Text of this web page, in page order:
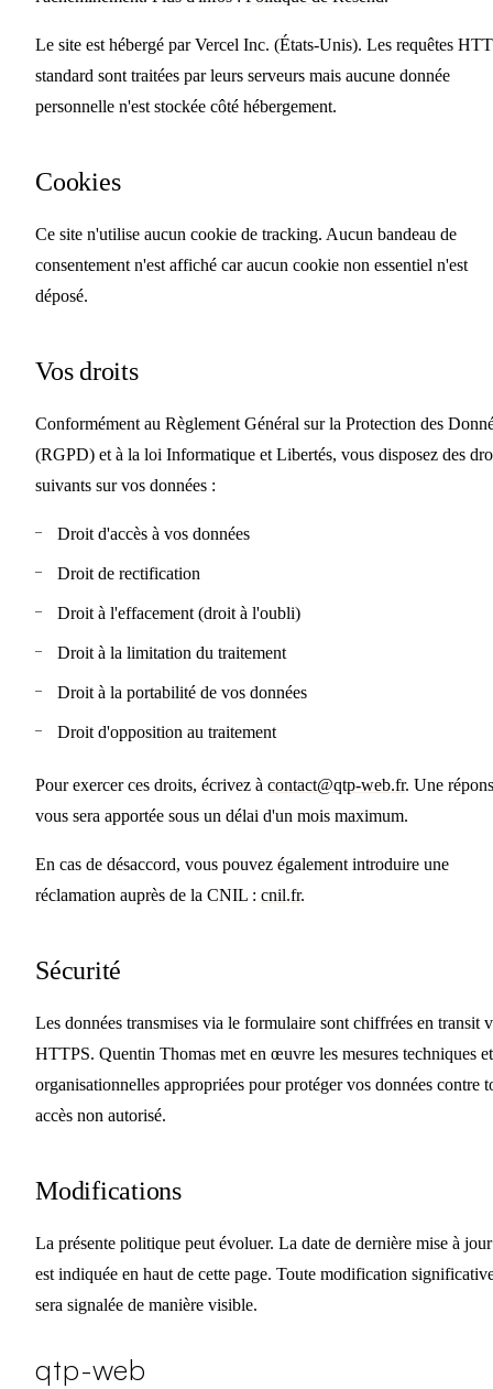
Le site est hébergé par Vercel Inc. (États-Unis). Les requêtes
standard sont traitées par leurs serveurs mais aucune donnée
personnelle n'est stockée côté hébergement.
Cookies
Ce site n'utilise aucun cookie de tracking. Aucun bandeau de
consentement n'est affiché car aucun cookie non essentiel n'est
déposé.
Vos droits
Conformément au Règlement Général sur la Protection des
(RGPD) et à la loi Informatique et Libertés, vous disposez des
suivants sur vos données :
Droit d'accès à vos données
Droit de rectification
Droit à l'effacement (droit à l'oubli)
Droit à la limitation du traitement
Droit à la portabilité de vos données
Droit d'opposition au traitement
Pour exercer ces droits, écrivez à contact@qtp-web.fr. Une
vous sera apportée sous un délai d'un mois maximum.
En cas de désaccord, vous pouvez également introduire une
réclamation auprès de la CNIL : cnil.fr.
Sécurité
Les données transmises via le formulaire sont chiffrées en transit
HTTPS. Quentin Thomas met en œuvre les mesures techniques et
organisationnelles appropriées pour protéger vos données contre
accès non autorisé.
Modifications
La présente politique peut évoluer. La date de dernière mise à jour
est indiquée en haut de cette page. Toute modification
sera signalée de manière visible.
qtp-web